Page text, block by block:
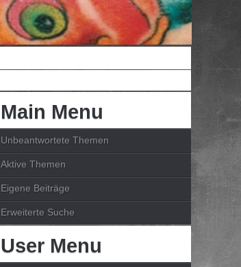
Main Menu
Unbeantwortete Themen
Aktive Themen
Eigene Beiträge
Erweiterte Suche
User Menu